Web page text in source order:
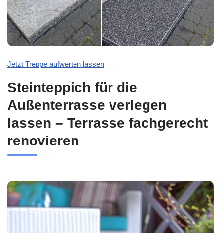
Jetzt Treppe aufwerten lassen
Steinteppich für die
Außenterrasse verlegen
lassen – Terrasse fachgerecht
renovieren